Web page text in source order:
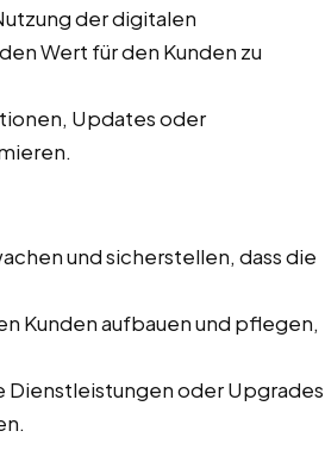
der digitalen
Wert für den Kunden zu
Updates oder
und sicherstellen, dass die
Kunden aufbauen und pflegen,
oder Upgrades